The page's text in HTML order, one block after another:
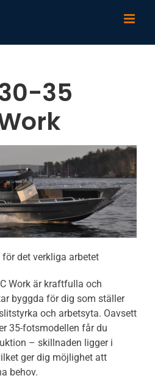
35
det verkliga arbetet
Work är kraftfulla och
byggda för dig som ställer
och arbetsyta. Oavsett
35-fotsmodellen får du
– skillnaden ligger i
ger dig möjlighet att
behov.